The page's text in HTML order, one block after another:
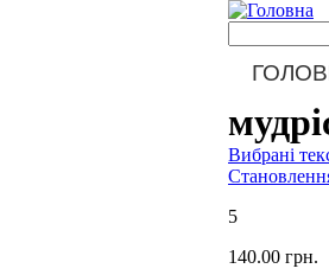
Перейти до основного матеріалу
Main
Вибрані
5
140.00 грн.